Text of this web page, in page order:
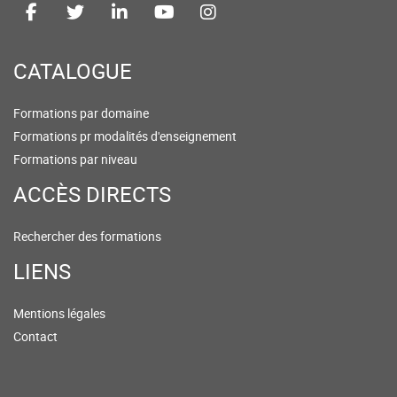
CATALOGUE
Formations par domaine
Formations pr modalités d'enseignement
Formations par niveau
ACCÈS DIRECTS
Rechercher des formations
LIENS
Mentions légales
Contact